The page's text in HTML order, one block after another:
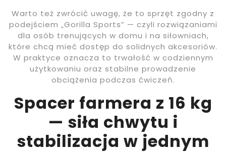
Warto też zwrócić uwagę, że to sprzęt zgodny z
podejściem „Gorilla Sports” — czyli rozwiązaniami
dla osób trenujących w domu i na siłowniach,
które chcą mieć dostęp do solidnych akcesoriów.
W praktyce oznacza to trwałość w codziennym
użytkowaniu oraz stabilne prowadzenie
obciążenia podczas ćwiczeń.
Spacer farmera z 16 kg
— siła chwytu i
stabilizacja w jednym